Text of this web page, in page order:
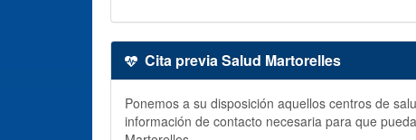
Cita previa Salud Martorelles
Ponemos a su disposición aquellos centros de
información de contacto necesaria para que